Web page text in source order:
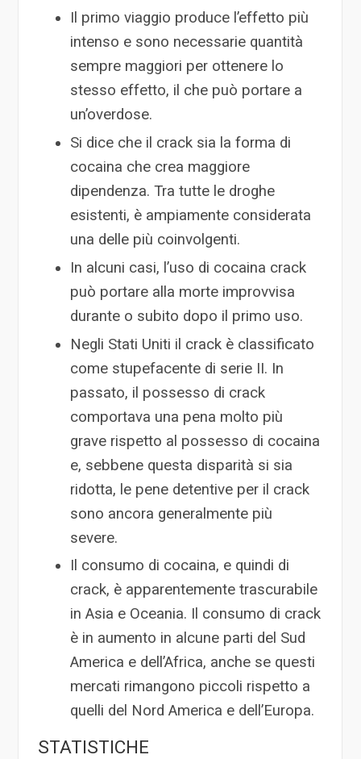
Il primo viaggio produce l’effetto più
intenso e sono necessarie quantità
sempre maggiori per ottenere lo
stesso effetto, il che può portare a
un’overdose.
Si dice che il crack sia la forma di
cocaina che crea maggiore
dipendenza. Tra tutte le droghe
esistenti, è ampiamente considerata
una delle più coinvolgenti.
In alcuni casi, l’uso di cocaina crack
può portare alla morte improvvisa
durante o subito dopo il primo uso.
Negli Stati Uniti il crack è classificato
come stupefacente di serie II. In
passato, il possesso di crack
comportava una pena molto più
grave rispetto al possesso di cocaina
e, sebbene questa disparità si sia
ridotta, le pene detentive per il crack
sono ancora generalmente più
severe.
Il consumo di cocaina, e quindi di
crack, è apparentemente trascurabile
in Asia e Oceania. Il consumo di crack
è in aumento in alcune parti del Sud
America e dell’Africa, anche se questi
mercati rimangono piccoli rispetto a
quelli del Nord America e dell’Europa.
STATISTICHE